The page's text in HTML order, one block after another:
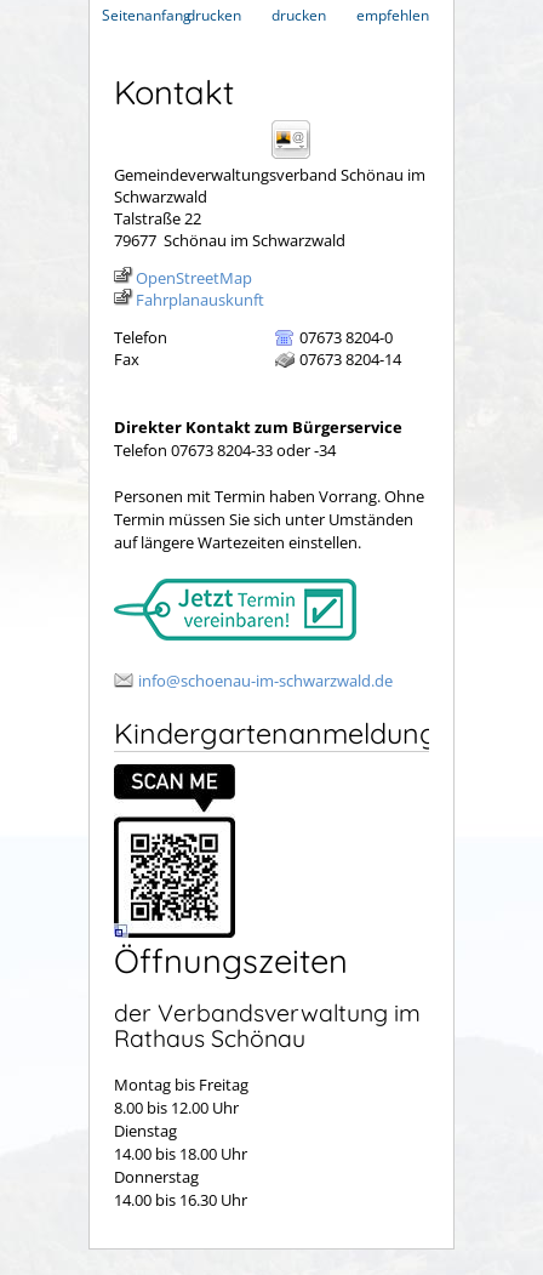
Seitenanfangdrucken
drucken
empfehlen
Kontakt
Gemeindeverwaltungsverband Schönau im
Schwarzwald
Talstraße 22
79677 Schönau im Schwarzwald
OpenStreetMap
Fahrplanauskunft
Telefon
07673 8204-0
Fax
07673 8204-14
Direkter Kontakt zum Bürgerservice
Telefon 07673 8204-33 oder -34
Personen mit Termin haben Vorrang. Ohne
Termin müssen Sie sich unter Umständen
auf längere Wartezeiten einstellen.
info@schoenau-im-schwarzwald.de
Kindergartenanmeldung
Öffnungszeiten
der Verbandsverwaltung im
Rathaus Schönau
Montag bis Freitag
8.00 bis 12.00 Uhr
Dienstag
14.00 bis 18.00 Uhr
Donnerstag
14.00 bis 16.30 Uhr